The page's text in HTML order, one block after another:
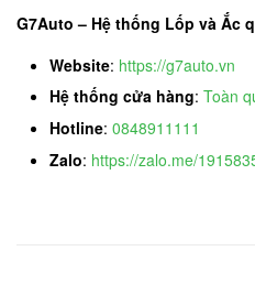
G7Auto – Hệ thống Lốp và Ắc
Website: https://g7auto.vn
Hệ thống cửa hàng: Toàn
Hotline: 0848911111
Zalo: https://zalo.me/